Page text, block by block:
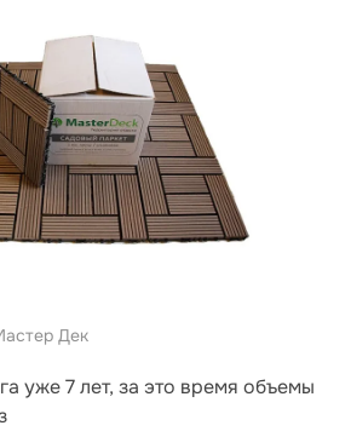
Дек
уже 7 лет, за это время объемы